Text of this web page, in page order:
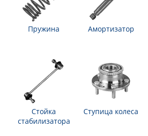
Пружина Амортизатор
Стойка
стабилизатора
Ступица колеса